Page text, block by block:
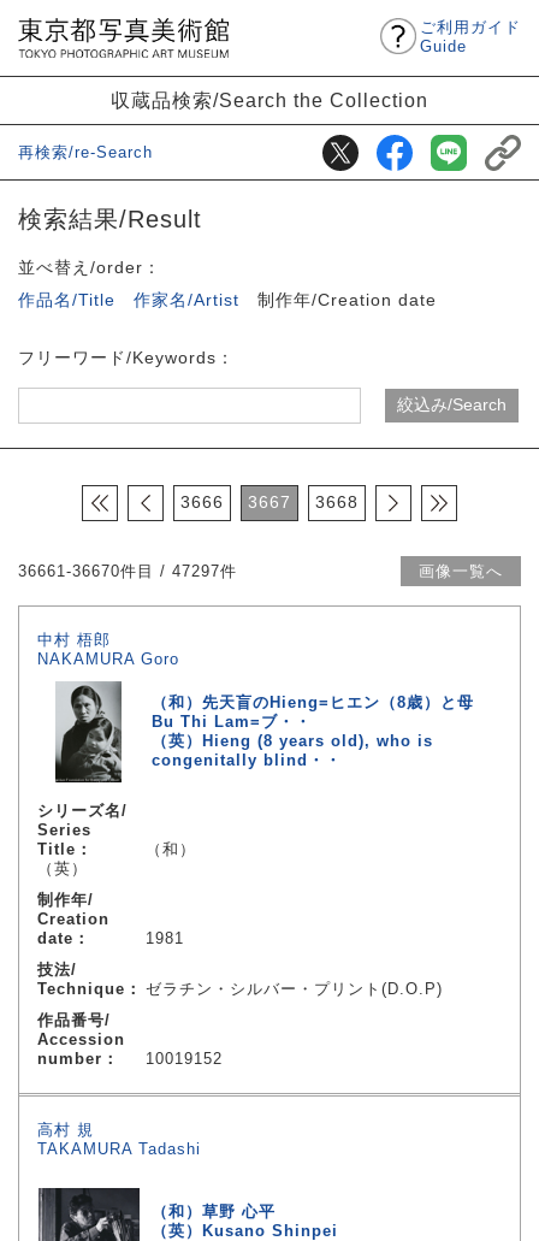
ご利用ガイド
Guide
収蔵品検索/Search the Collection
再検索/re-Search
検索結果/Result
並べ替え/order：
作品名/Title
作家名/Artist 制作年/Creation date
フリーワード/Keywords：
3666 3667 3668
36661-36670件目 / 47297件 画像一覧へ
中村 梧郎
NAKAMURA Goro
（和）先天盲のHieng=ヒエン（8歳）と母
Bu Thi Lam=ブ・・
（英）Hieng (8 years old), who is
congenitally blind・・
シリーズ名/
Series
Title：
（和）
（英）
制作年/
Creation
date：
1981
技法/
Technique： ゼラチン・シルバー・プリント(D.O.P)
作品番号/
Accession
number：
10019152
高村 規
TAKAMURA Tadashi
（和）草野 心平
（英）Kusano Shinpei